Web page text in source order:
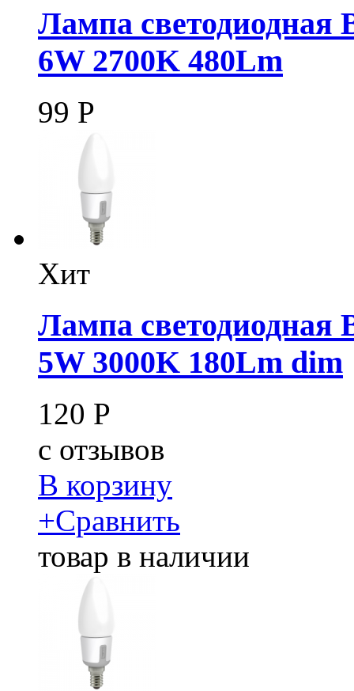
Лампа светодиодная
6W 2700K 480Lm
99 Р
Хит
Лампа светодиодная
5W 3000K 180Lm dim
120 Р
c отзывов
В корзину
+Сравнить
товар в наличии